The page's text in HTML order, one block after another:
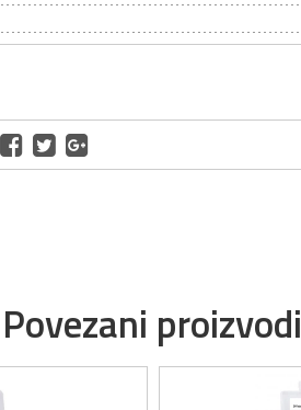
Povezani proizvodi